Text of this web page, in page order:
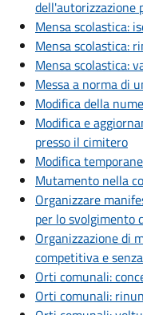
dell'autorizzazione
Mensa scolastica:
Mensa scolastica:
Mensa scolastica:
Messa a norma di
Modifica della
Modifica e
presso il cimitero
Modifica
Mutamento nella
Organizzare
per lo svolgimento
Organizzazione di
competitiva e
Orti comunali:
Orti comunali: